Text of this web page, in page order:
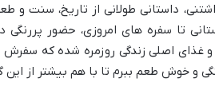
داستانی طولانی از تاریخ، سنت
و غذای اصلی زندگی روزمره شده که
و خوش طعم ببرم تا با هم بیشتر از این